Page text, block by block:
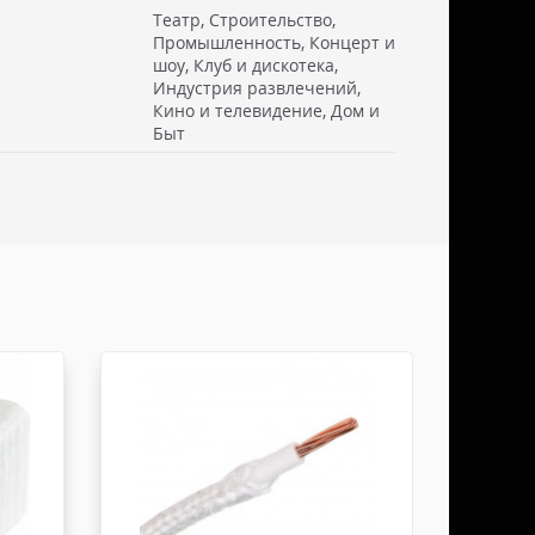
см. Стоимость доставки включаем в товар.
Документы отправляем с заказом или по ЭДО.
ДЕЛОВЫЕ ЛИНИИ осуществляем в течении 3-5
от суммы заказа не менее 50.000 руб,
не более 100х100х80 см. Заявку оформляет
быть приложена доверенность. Документы
Театр, Строительство,
Промышленность, Концерт и
шоу, Клуб и дискотека,
Индустрия развлечений,
Кино и телевидение, Дом и
Быт